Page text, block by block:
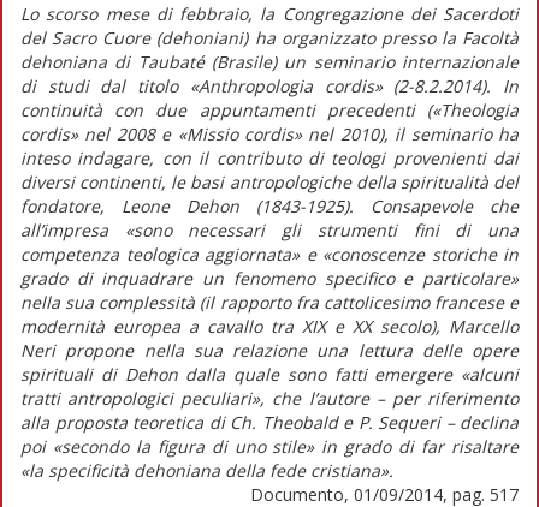
Lo scorso mese di febbraio, la Congregazione dei Sacerdoti
del Sacro Cuore (dehoniani) ha organizzato presso la Facoltà
dehoniana di Taubaté (Brasile) un seminario internazionale
di studi dal titolo «Anthropologia cordis» (2-8.2.2014). In
continuità con due appuntamenti precedenti («Theologia
cordis» nel 2008 e «Missio cordis» nel 2010), il seminario ha
inteso indagare, con il contributo di teologi provenienti dai
diversi continenti, le basi antropologiche della spiritualità del
fondatore, Leone Dehon (1843-1925). Consapevole che
all’impresa «sono necessari gli strumenti fini di una
competenza teologica aggiornata» e «conoscenze storiche in
grado di inquadrare un fenomeno specifico e particolare»
nella sua complessità (il rapporto fra cattolicesimo francese e
modernità europea a cavallo tra XIX e XX secolo), Marcello
Neri propone nella sua relazione una lettura delle opere
spirituali di Dehon dalla quale sono fatti emergere «alcuni
tratti antropologici peculiari», che l’autore – per riferimento
alla proposta teoretica di Ch. Theobald e P. Sequeri – declina
poi «secondo la figura di uno stile» in grado di far risaltare
«la specificità dehoniana della fede cristiana».
Documento, 01/09/2014, pag. 517